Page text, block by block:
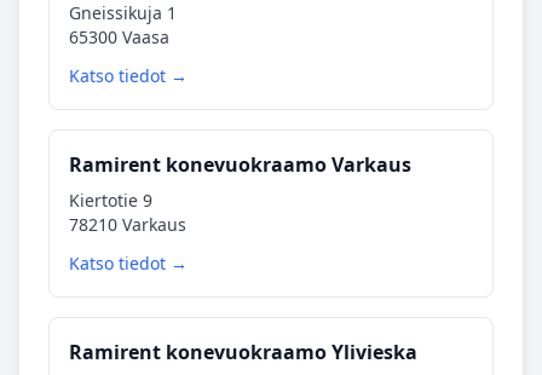
Gneissikuja 1
65300 Vaasa
Katso tiedot →
Ramirent konevuokraamo Varkaus
Kiertotie 9
78210 Varkaus
Katso tiedot →
Ramirent konevuokraamo Ylivieska